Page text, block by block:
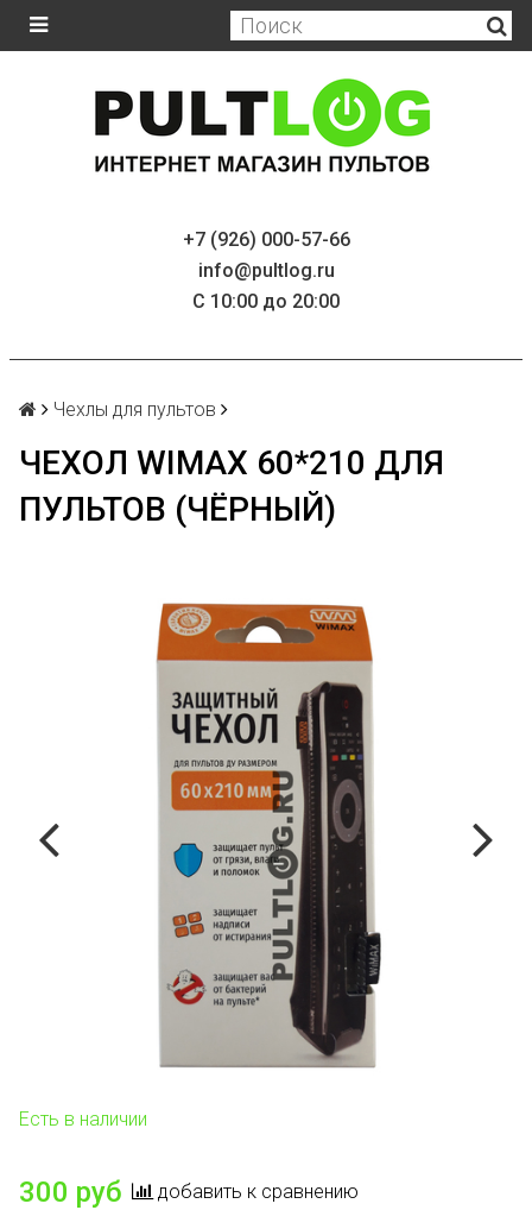
+7 (926) 000-57-66
info@pultlog.ru
С 10:00 до 20:00
Чехлы для пультов
ЧЕХОЛ WIMAX 60*210 ДЛЯ
ПУЛЬТОВ (ЧЁРНЫЙ)
Есть в наличии
300 руб добавить к сравнению